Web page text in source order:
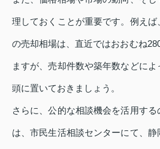
理しておくことが重要です。例え
の売却相場は、直近ではおおむね
ますが、売却件数や築年数などに
頭に置いておきましょう。
さらに、公的な相談機会を活用す
は、市民生活相談センターにて、